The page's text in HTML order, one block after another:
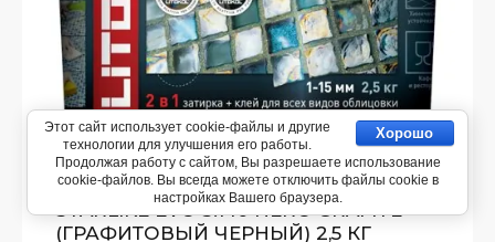
ЗАТИРКА ЭПОКСИДНАЯ
ДВУХКОМПОНЕНТНАЯ LITOKOL
STARLIKE EVO S.140 NERO GRAFITE
(ГРАФИТОВЫЙ ЧЕРНЫЙ) 2,5 КГ
Хорошо
Этот сайт использует cookie-файлы и другие
технологии для улучшения его работы.
Продолжая работу с сайтом, Вы разрешаете использование
cookie-файлов. Вы всегда можете отключить файлы cookie в
настройках Вашего браузера.